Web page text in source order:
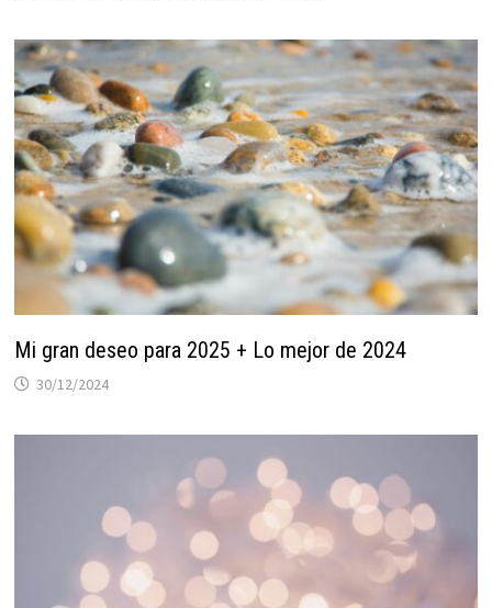
Mi gran deseo para 2025 + Lo mejor de 2024
30/12/2024